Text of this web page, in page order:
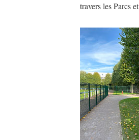
travers les Parcs